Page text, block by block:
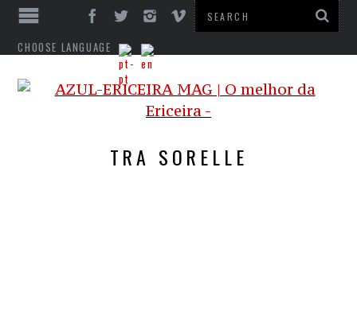
CHOOSE LANGUAGE
TRA SORELLE